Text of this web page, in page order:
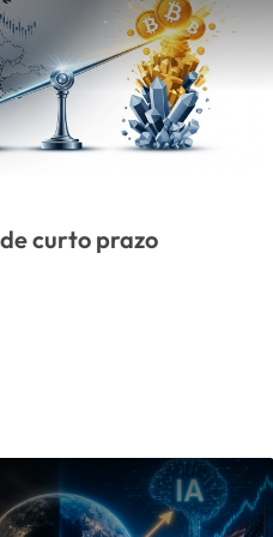
curto prazo